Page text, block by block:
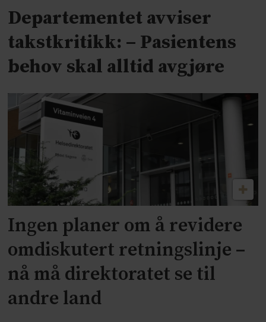
Departementet avviser
takstkritikk: – Pasientens
behov skal alltid avgjøre
Ingen planer om å revidere
omdiskutert retningslinje –
nå må direktoratet se til
andre land